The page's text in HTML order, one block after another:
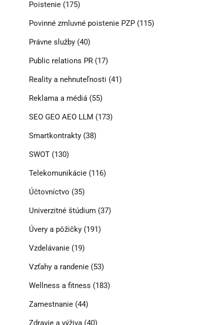
Poistenie(175)
Povinné zmluvné poistenie PZP(115)
Právne služby(40)
Public relations PR(17)
Reality a nehnuteľnosti (41)
Reklama a médiá(55)
SEO GEO AEO LLM (173)
Smartkontrakty(38)
SWOT(130)
Telekomunikácie(116)
Účtovníctvo (35)
Univerzitné štúdium(37)
Úvery a pôžičky(191)
Vzdelávanie(19)
Vzťahy a randenie(53)
Wellness a fitness (183)
Zamestnanie(44)
Zdravie a výživa(40)